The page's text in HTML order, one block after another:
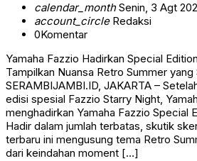
calendar_monthSenin, 3 Agt
account_circleRedaksi
0Komentar
Yamaha Fazzio Hadirkan Special
Tampilkan Nuansa Retro Summer yang
SERAMBIJAMBI.ID, JAKARTA –
edisi spesial Fazzio Starry Night,
menghadirkan Yamaha Fazzio Special
Hadir dalam jumlah terbatas, skutik
terbaru ini mengusung tema Retro
dari keindahan moment […]